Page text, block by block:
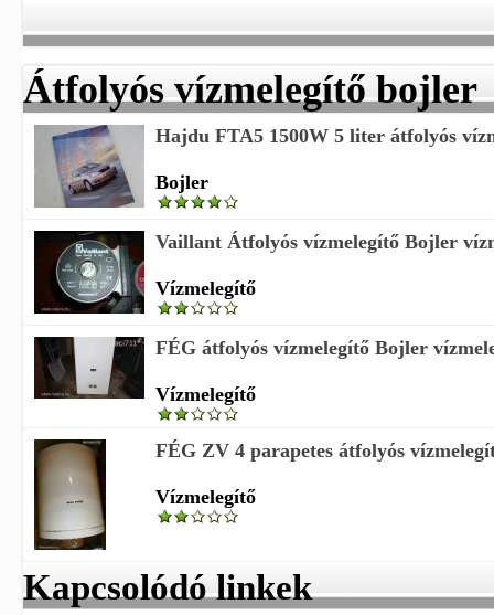
Átfolyós vízmelegítő bojler
Hajdu FTA5 1500W 5 liter átfolyós
Bojler
Vaillant Átfolyós vízmelegítő Bojler
Vízmelegítő
FÉG átfolyós vízmelegítő Bojler
Vízmelegítő
FÉG ZV 4 parapetes átfolyós
Vízmelegítő
Kapcsolódó linkek